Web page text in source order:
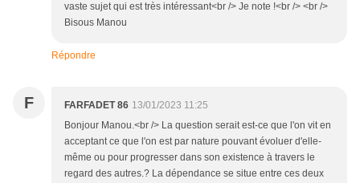
vaste sujet qui est très intéressant<br /> Je note !<br /> <br />
Bisous Manou
Répondre
F FARFADET 86 13/01/2023 11:25
Bonjour Manou.<br /> La question serait est-ce que l'on vit en
acceptant ce que l'on est par nature pouvant évoluer d'elle-
même ou pour progresser dans son existence à travers le
regard des autres.? La dépendance se situe entre ces deux